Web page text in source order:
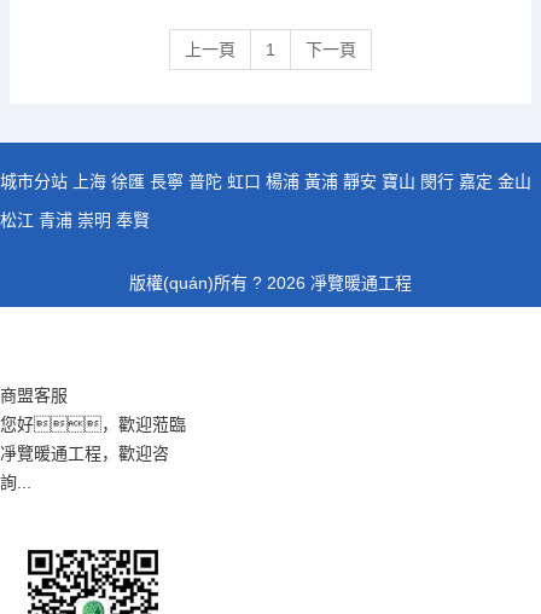
上一頁 1 下一頁
城市分站 上海 徐匯 長寧 普陀 虹口 楊浦 黃浦 靜安 寶山 閔行 嘉定 金山
松江 青浦 崇明 奉賢
版權(quán)所有 ? 2026 凈覽暖通工程
商盟客服
您好，歡迎蒞臨
凈覽暖通工程，歡迎咨
詢...